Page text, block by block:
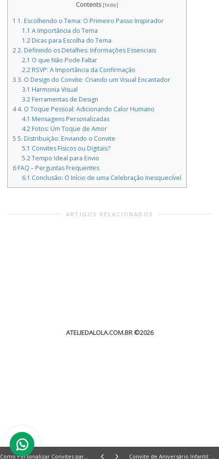
Contents [hide]
1 1. Escolhendo o Tema: O Primeiro Passo Inspirador
1.1 A Importância do Tema
1.2Dicas para Escolha do Tema
22. Definindo os Detalhes: Informações Essenciais
2.1 O que Não Pode Faltar
2.2RSVP: A Importância da Confirmação
3 3. O Design do Convite: Criando um Visual Encantador
3.1 Harmonia Visual
3.2Ferramentas de Design
44. O Toque Pessoal: Adicionando Calor Humano
4.1 Mensagens Personalizadas
4.2Fotos: Um Toque de Amor
5 5. Distribuição: Enviando o Convite
5.1 Convites Físicos ou Digitais?
5.2Tempo Ideal para Envio
6 FAQ – Perguntas Frequentes
6.1 Conclusão: O Início de uma Celebração Inesquecível
ARTIGOS RELACIONADOS
Como Personalizar Convites para Eventos Especiais Convite de Aniversário Infantil: Dicas Incríveis para Criar o Convite Perfeito
ATELIEDALOLA.COM.BR©2026